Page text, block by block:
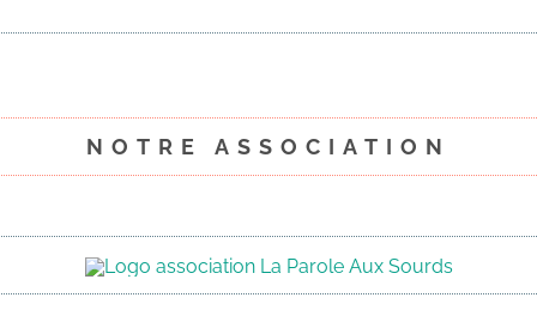
NOTRE ASSOCIATION